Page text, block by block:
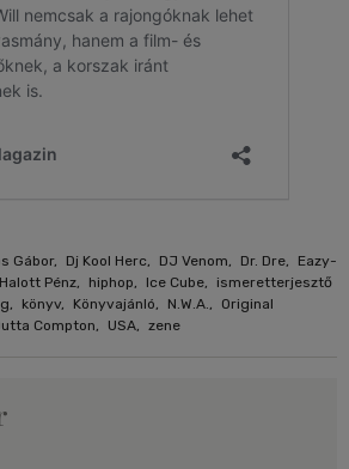
Gábor, Dj Kool Herc, DJ Venom, Dr. Dre,
Eazy-
Halott Pénz, hiphop, Ice Cube,
ismeretterjesztő
, könyv, Könyvajánló, N.W.A.,
Original
Compton, USA, zene